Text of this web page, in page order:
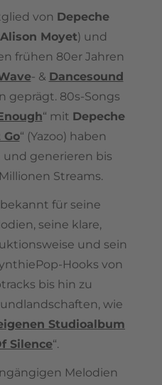
von Depeche
Alison Moyet) und
frühen 80er Jahren
- & Dancesound
geprägt. 80s-Songs
“ mit Depeche
Go“ (Yazoo) haben
generieren bis
Streams.
für seine
seine klare,
und sein
Hooks von
bis hin zu
wie
Studioalbum
Silence“.
Melodien